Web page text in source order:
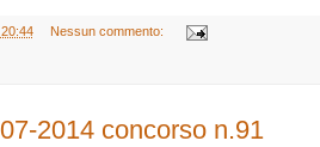
20:44 Nessun commento:
2014 concorso n.91